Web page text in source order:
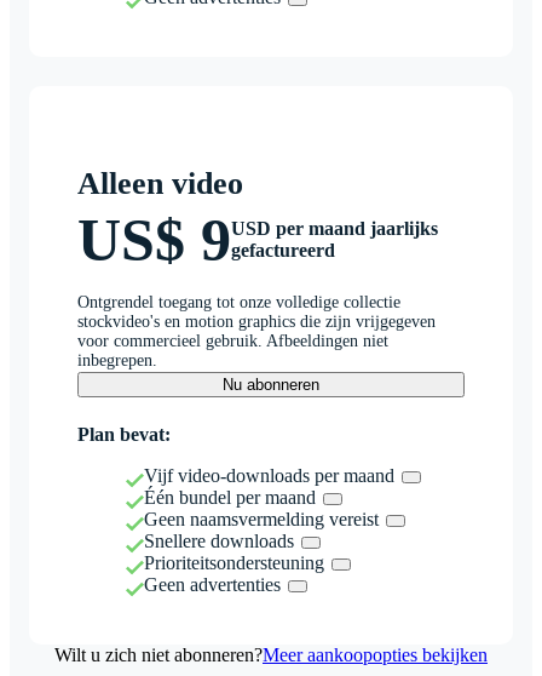
Alleen video
US$ 9USD per maand jaarlijks
gefactureerd
Ontgrendel toegang tot onze volledige collectie
stockvideo's en motion graphics die zijn vrijgegeven
voor commercieel gebruik. Afbeeldingen niet
inbegrepen.
Nu abonneren
Plan bevat:
Vijf video-downloads per maand
Één bundel per maand
Geen naamsvermelding vereist
Snellere downloads
Prioriteitsondersteuning
Geen advertenties
Wilt u zich niet abonneren?Meer aankoopopties bekijken